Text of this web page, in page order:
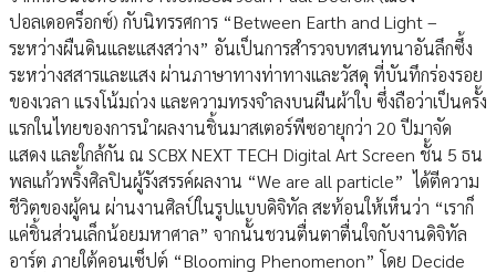
ปอลเดอคร็อกซ์) กับนิทรรศการ “Between Earth and Light –
ระหว่างผืนดินและแสงสว่าง” อันเป็นการสำรวจบทสนทนาอันลึกซึ้ง
ระหว่างสสารและแสง ผ่านภาษาทางท่าทางและวัสดุ ที่บันทึกร่องรอย
ของเวลา แรงโน้มถ่วง และความทรงจำลงบนผืนผ้าใบ ซึ่งถือว่าเป็นครั้ง
แรกในไทยของการนำผลงานชิ้นมาสเตอร์พีซอายุกว่า 20 ปีมาจัด
แสดง และใกล้กัน ณ SCBX NEXT TECH Digital Art Screen ชั้น 5 ธน
พลแก้วพริ้งศิลปินผู้รังสรรค์ผลงาน “We are all particle” ได้ตีความ
ชีวิตของผู้คน ผ่านงานศิลป์ในรูปแบบดิจิทัล สะท้อนให้เห็นว่า “เราก็
แค่ชิ้นส่วนเล็กน้อยมหาศาล” จากนั้นชวนตื่นตาตื่นใจกับงานดิจิทัล
อาร์ต ภายใต้คอนเซ็ปต์ “Blooming Phenomenon” โดย Decide